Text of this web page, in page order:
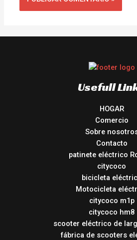
Usefull
HOGAR
Comercio
Sobre
Contacto
patinete eléctrico
citycoco
bicicleta
Motocicleta
citycoco m1p
citycoco hm8
scooter eléctrico de
fábrica de scooters